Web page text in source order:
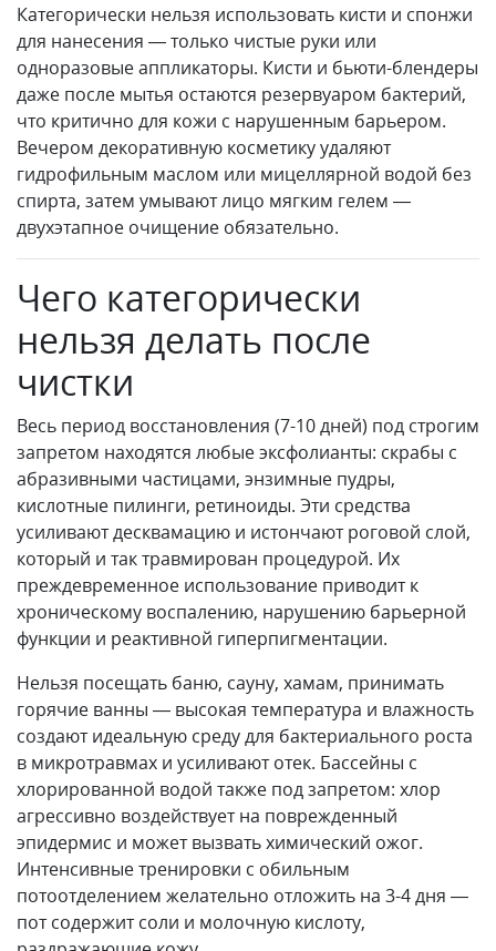
Категорически нельзя использовать кисти и спонжи
для нанесения — только чистые руки или
одноразовые аппликаторы. Кисти и бьюти-блендеры
даже после мытья остаются резервуаром бактерий,
что критично для кожи с нарушенным барьером.
Вечером декоративную косметику удаляют
гидрофильным маслом или мицеллярной водой без
спирта, затем умывают лицо мягким гелем —
двухэтапное очищение обязательно.
Чего категорически
нельзя делать после
чистки
Весь период восстановления (7-10 дней) под строгим
запретом находятся любые эксфолианты: скрабы с
абразивными частицами, энзимные пудры,
кислотные пилинги, ретиноиды. Эти средства
усиливают десквамацию и истончают роговой слой,
который и так травмирован процедурой. Их
преждевременное использование приводит к
хроническому воспалению, нарушению барьерной
функции и реактивной гиперпигментации.
Нельзя посещать баню, сауну, хамам, принимать
горячие ванны — высокая температура и влажность
создают идеальную среду для бактериального роста
в микротравмах и усиливают отек. Бассейны с
хлорированной водой также под запретом: хлор
агрессивно воздействует на поврежденный
эпидермис и может вызвать химический ожог.
Интенсивные тренировки с обильным
потоотделением желательно отложить на 3-4 дня —
пот содержит соли и молочную кислоту,